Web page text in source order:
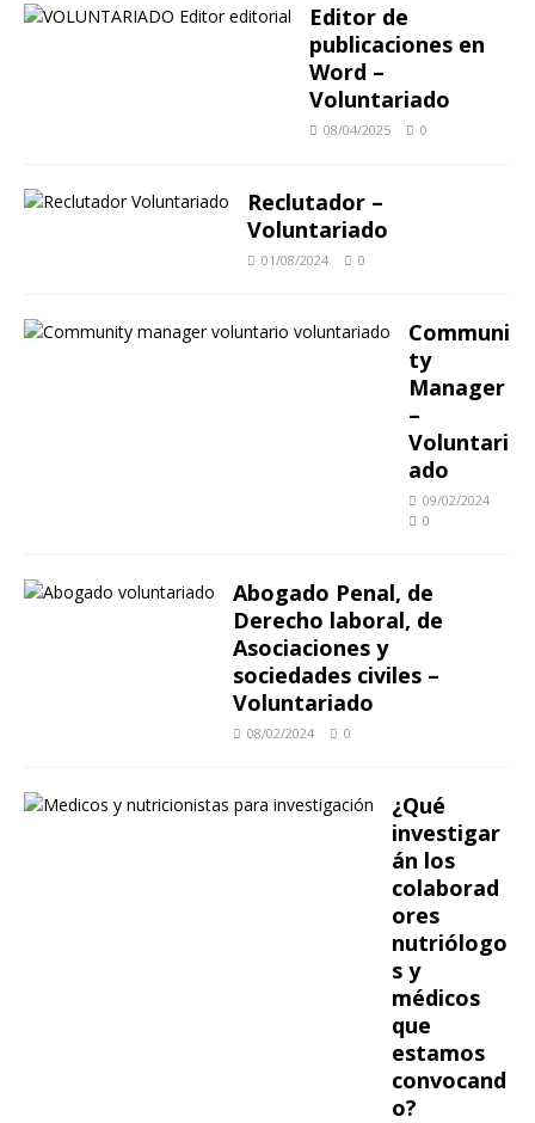
Editor de
publicaciones en
Word –
Voluntariado
08/04/2025 0
Reclutador –
Voluntariado
01/08/2024 0
Communi
ty
Manager
–
Voluntari
ado
09/02/2024
0
Abogado Penal, de
Derecho laboral, de
Asociaciones y
sociedades civiles –
Voluntariado
08/02/2024 0
¿Qué
investigar
án los
colaborad
ores
nutriólogo
s y
médicos
que
estamos
convocand
o?